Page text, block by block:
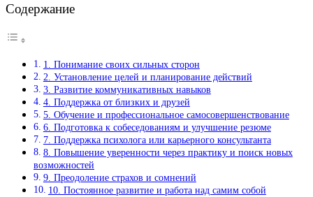
Содержание
1. Понимание своих сильных сторон
2. Установление целей и планирование действий
3. Развитие коммуникативных навыков
4. Поддержка от близких и друзей
5. Обучение и профессиональное самосовершенствование
6. Подготовка к собеседованиям и улучшение резюме
7. Поддержка психолога или карьерного консультанта
8. Повышение уверенности через практику и поиск новых
возможностей
9. Преодоление страхов и сомнений
10. Постоянное развитие и работа над самим собой